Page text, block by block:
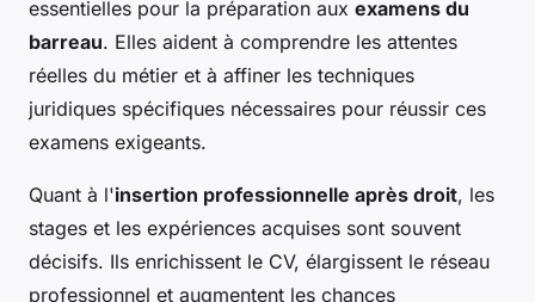
essentielles pour la préparation aux examens du
barreau. Elles aident à comprendre les attentes
réelles du métier et à affiner les techniques
juridiques spécifiques nécessaires pour réussir ces
examens exigeants.
Quant à l'insertion professionnelle après droit, les
stages et les expériences acquises sont souvent
décisifs. Ils enrichissent le CV, élargissent le réseau
professionnel et augmentent les chances